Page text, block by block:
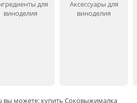
для
виноделия
Аксессуары для
виноделия
вы можете: купить Соковыжималка